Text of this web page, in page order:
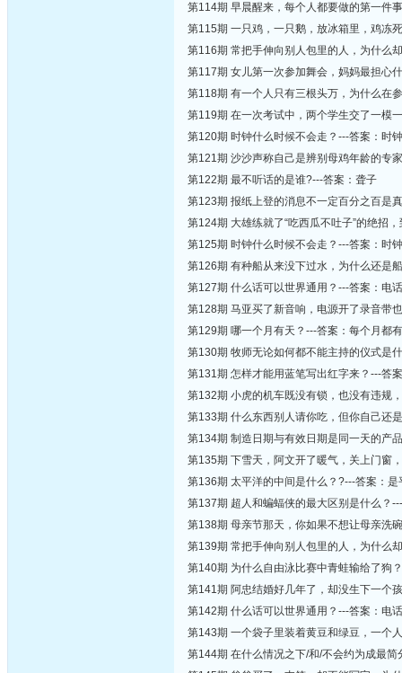
第114期 早晨醒来，每个人都要做的第一件
第115期 一只鸡，一只鹅，放冰箱里，鸡冻
第116期 常把手伸向别人包里的人，为什么
第117期 女儿第一次参加舞会，妈妈最担心
第118期 有一个人只有三根头万，为什么在
第119期 在一次考试中，两个学生交了一模
第120期 时钟什么时候不会走？---答案：时
第121期 沙沙声称自己是辨别母鸡年龄的专
第122期 最不听话的是谁?---答案：聋子
第123期 报纸上登的消息不一定百分之百是
第124期 大雄练就了“吃西瓜不吐子”的绝招
第125期 时钟什么时候不会走？---答案：时
第126期 有种船从来没下过水，为什么还是
第127期 什么话可以世界通用？---答案：电话
第128期 马亚买了新音响，电源开了录音带
第129期 哪一个月有天？---答案：每个月都
第130期 牧师无论如何都不能主持的仪式是
第131期 怎样才能用蓝笔写出红字来？---答
第132期 小虎的机车既没有锁，也没有违规
第133期 什么东西别人请你吃，但你自己还
第134期 制造日期与有效日期是同一天的产
第135期 下雪天，阿文开了暖气，关上门窗
第136期 太平洋的中间是什么？?---答案：是
第137期 超人和蝙蝠侠的最大区别是什么？
第138期 母亲节那天，你如果不想让母亲洗
第139期 常把手伸向别人包里的人，为什么
第140期 为什么自由泳比赛中青蛙输给了狗
第141期 阿忠结婚好几年了，却没生下一个
第142期 什么话可以世界通用？---答案：电话
第143期 一个袋子里装着黄豆和绿豆，一个
第144期 在什么情况之下/和/不会约为成最